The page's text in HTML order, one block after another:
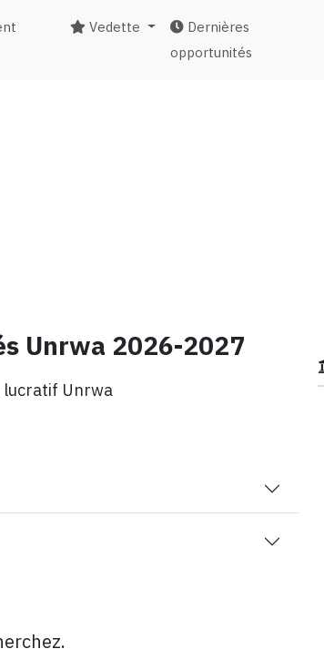
Vedette
Dernières
opportunités
Unrwa 2026-2027
lucratif Unrwa